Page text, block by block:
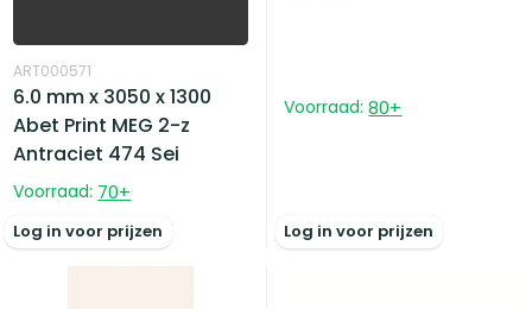
ART000571
6.0 mm x 3050 x 1300
Abet Print MEG 2-z
Antraciet 474 Sei
Voorraad: 70+
Log in voor prijzen
Voorraad: 80+
Log in voor prijzen